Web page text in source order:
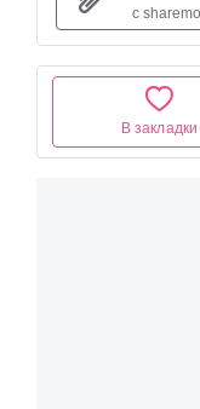
В закладки
с